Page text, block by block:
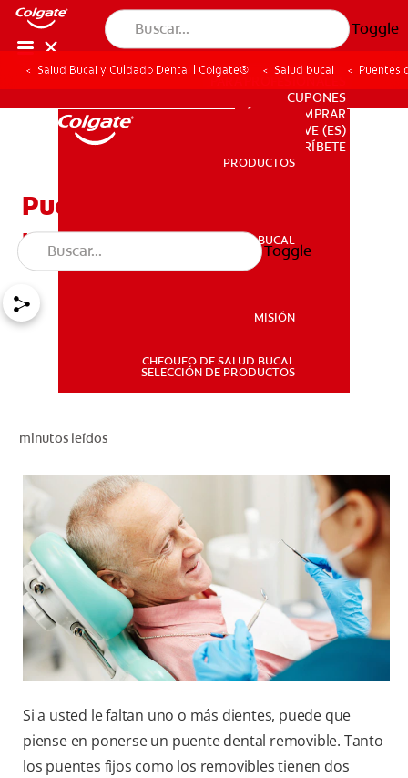
Toggle
PRODUCTOS
SALUD BUCAL
PARA PROFESIONALES
CUPONES
DÓNDE COMPRAR
PARA PROFESIONALES
CUPONES
DÓNDE COMPRAR
VE (ES)
SUSCRÍBETE
PRODUCTOS
SALUD BUCAL
MISIÓN
CHEQUEO DE SALUD BUCAL
SELECCIÓN DE PRODUCTOS
Toggle
Salud Bucal y Cuidado Dental | Colgate® Salud bucal Puentes
Puentes dentales
removibles: Qué esperar
minutos leídos
Si a usted le faltan uno o más dientes, puede que
piense en ponerse un puente dental removible. Tanto
los puentes fijos como los removibles tienen dos